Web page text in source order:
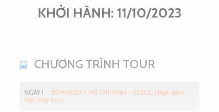
KHỞI HÀNH: 11/10/2023
CHƯƠNG TRÌNH TOUR
NGÀY 1
ĐÊM NGÀY 1: HỒ CHÍ MINH – SEOUL ( Nghỉ đêm
trên máy bay)